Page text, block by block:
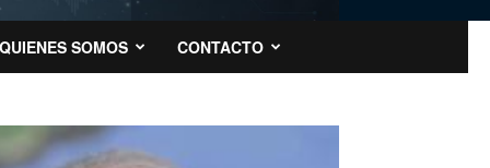
QUIENES SOMOS CONTACTO